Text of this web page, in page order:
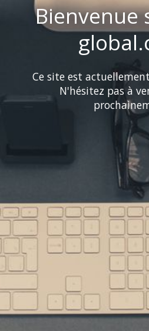
Bienvenue
Ce site est
N'hésitez pas à